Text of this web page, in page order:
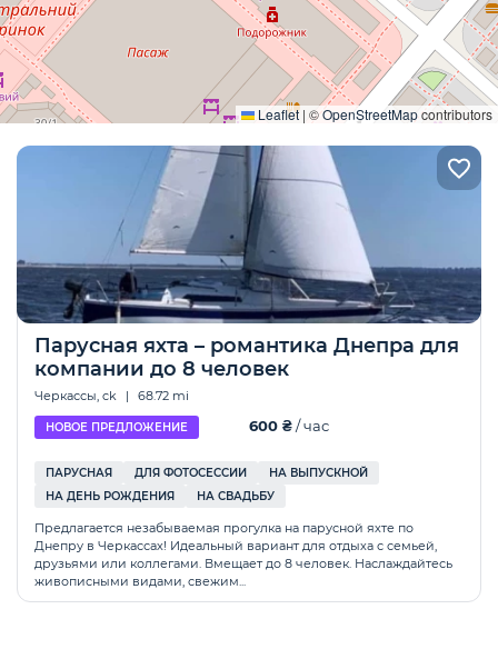
Leaflet | ©OpenStreetMapcontributors
Развернуть
Парусная яхта – романтика Днепра для
компании до 8 человек
Черкассы, ck | 68.72 mi
НОВОЕ ПРЕДЛОЖЕНИЕ 600 ₴/ час
ПАРУСНАЯ ДЛЯ ФОТОСЕССИИ
НА ВЫПУСКНОЙ
НА ДЕНЬ РОЖДЕНИЯ
НА СВАДЬБУ
Предлагается незабываемая прогулка на парусной яхте по
Днепру в Черкассах! Идеальный вариант для отдыха с семьей,
друзьями или коллегами. Вмещает до 8 человек. Наслаждайтесь
живописными видами, свежим...